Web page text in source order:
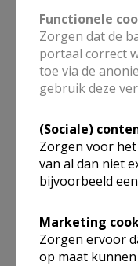
De heer Stefaan
Dorpsstraat 26
3360 Bierbeek
Stuur een
Google
Functionele
Zorgen dat de
portaal correct
toe via de
gebruik deze
(Sociale)
Zorgen voor
van al dan niet
bijvoorbeeld
Marketing
Zorgen ervoor
op maat